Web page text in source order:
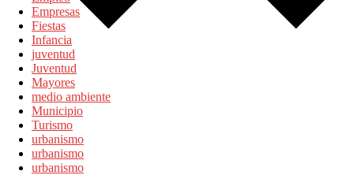
Empresas
Fiestas
Infancia
juventud
Juventud
Mayores
medio ambiente
Municipio
Turismo
urbanismo
urbanismo
urbanismo